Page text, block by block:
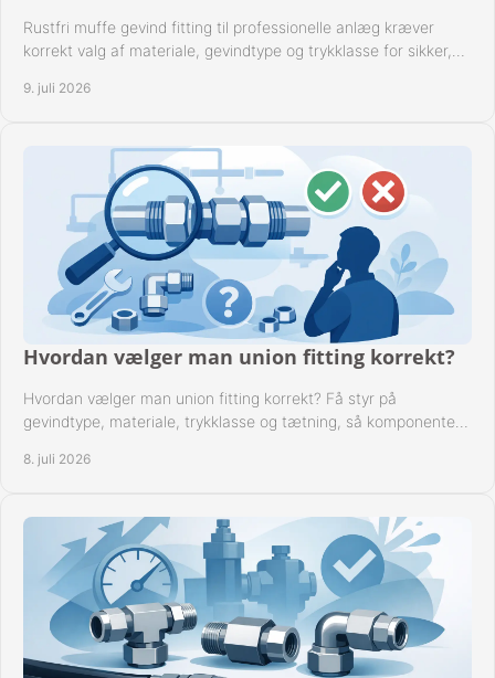
Rustfri muffe gevind fitting til professionelle anlæg kræver
korrekt valg af materiale, gevindtype og trykklasse for sikker,
9. juli 2026
Hvordan vælger man union fitting korrekt?
Hvordan vælger man union fitting korrekt? Få styr på
gevindtype, materiale, trykklasse og tætning, så komponenten
8. juli 2026